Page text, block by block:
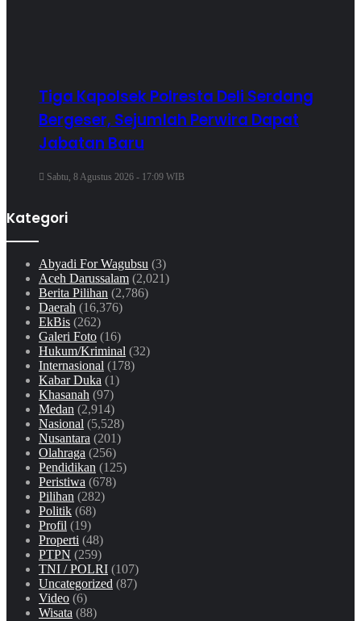
Tiga Kapolsek Polresta Deli Serdang
Bergeser, Sejumlah Perwira Dapat
Jabatan Baru
Sabtu, 8 Agustus 2026 - 17:09 WIB
Kategori
Abyadi For Wagubsu (3)
Aceh Darussalam (2,021)
Berita Pilihan (2,786)
Daerah (16,376)
EkBis (262)
Galeri Foto (16)
Hukum/Kriminal (32)
Internasional (178)
Kabar Duka (1)
Khasanah (97)
Medan (2,914)
Nasional (5,528)
Nusantara (201)
Olahraga (256)
Pendidikan (125)
Peristiwa (678)
Pilihan (282)
Politik (68)
Profil (19)
Properti (48)
PTPN (259)
TNI / POLRI (107)
Uncategorized (87)
Video (6)
Wisata (88)